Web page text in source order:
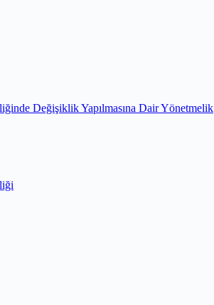
Değişiklik Yapılmasına Dair Yönetmelik